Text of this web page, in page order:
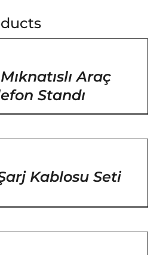
Araç
Standı
Kablosu Seti